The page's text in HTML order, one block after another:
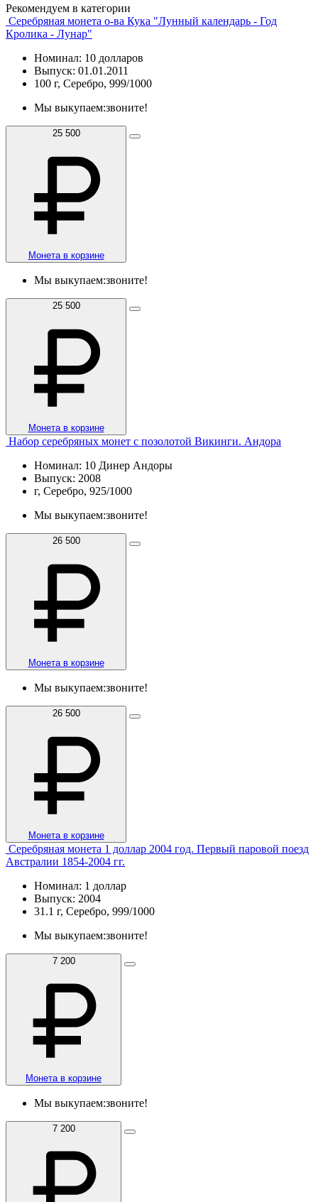
Рекомендуем в категории
Серебряная монета о-ва Кука "Лунный календарь - Год
Кролика - Лунар"
Номинал: 10 долларов
Выпуск: 01.01.2011
100 г, Серебро, 999/1000
Мы выкупаем:звоните!
25 500
Монета в корзине
Мы выкупаем:звоните!
25 500
Монета в корзине
Набор серебряных монет с позолотой Викинги. Андора
Номинал: 10 Динер Андоры
Выпуск: 2008
г, Серебро, 925/1000
Мы выкупаем:звоните!
26 500
Монета в корзине
Мы выкупаем:звоните!
26 500
Монета в корзине
Серебряная монета 1 доллар 2004 год. Первый паровой поезд
Австралии 1854-2004 гг.
Номинал: 1 доллар
Выпуск: 2004
31.1 г, Серебро, 999/1000
Мы выкупаем:звоните!
7 200
Монета в корзине
Мы выкупаем:звоните!
7 200